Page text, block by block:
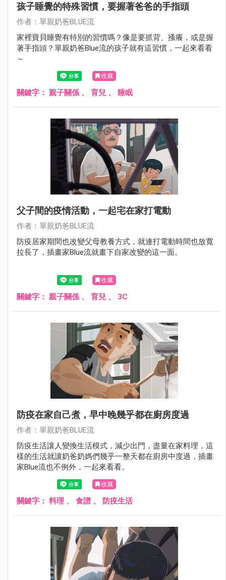
孩子睡覺的特殊習慣，要握著爸爸的手指頭
作者：單親奶爸BLUE流
家裡寶貝睡覺有特別的習慣嗎？像是要抓背、搔癢，或是握
著手指頭？單親奶爸Blue流的孩子就有這習慣，一起來看看
～
收藏
關鍵字： 親子關係 、 育兒 、 睡眠
父子間的疫情活動，一起宅在家打電動
作者：單親奶爸BLUE流
防疫居家期間也改變父母教養方式，就連打電動時間也放寬
拉長了，插畫家Blue流就畫下自家改變的這一面。
收藏
關鍵字： 親子關係 、 育兒 、 3C
防疫在家自己煮，早中晚幾乎都在廚房度過
作者：單親奶爸BLUE流
防疫生活讓人變換生活模式，減少出門，盡量在家料理，這
樣的生活就讓奶爸奶媽們幾乎一整天都在廚房中度過，插畫
家Blue流也不例外，一起來看看。
收藏
關鍵字： 料理 、 食譜 、 防疫生活